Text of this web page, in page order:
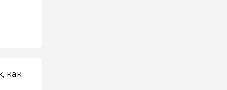
как